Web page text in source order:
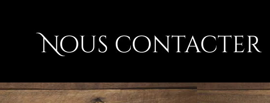
Nous contacter